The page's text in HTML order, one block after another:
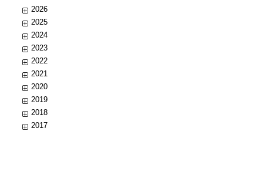
2026
2025
2024
2023
2022
2021
2020
2019
2018
2017